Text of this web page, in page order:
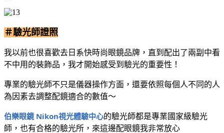
＃驗光師證照
我以前也很喜歡去日系快時尚眼鏡品牌，直到配出了兩副中看
不中用的裝飾品，我才開始感受到驗光的重要性！
專業的驗光師不只是儀器操作方面，還要依照每個人不同的人
為因素去調整配鏡適合的數值～
伯樂眼鏡 Nikon視光體驗中心的驗光師都是專業國家級驗光
師，也有合格的驗光所，來這邊配眼鏡我非常放心